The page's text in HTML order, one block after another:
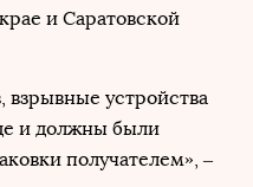
и Саратовской
устройства
и должны были
получателем», –